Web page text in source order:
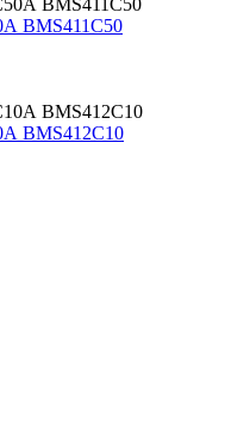
BMS411C50
BMS412C10